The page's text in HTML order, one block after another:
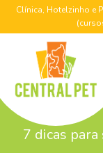
Clínica, Hotelzinho e
7 dicas